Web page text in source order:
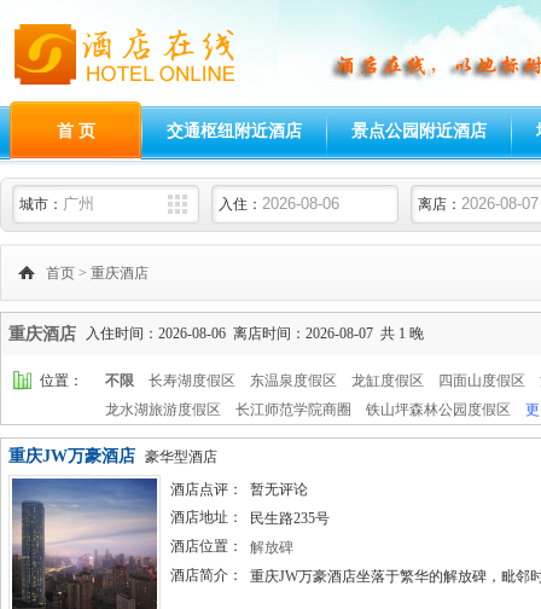
首 页 交通枢纽附近酒店 景点公园附近酒店
城市： 入住： 离店：
首页 > 重庆酒店
重庆酒店 入住时间：2026-08-06 离店时间：2026-08-07 共 1 晚
位置： 不限 长寿湖度假区 东温泉度假区 龙缸度假区 四面山度假区
龙水湖旅游度假区
长江师范学院商圈 铁山坪森林公园度假区
重庆JW万豪酒店 豪华型酒店
酒店点评：
暂无评论
酒店地址：
民生路235号
酒店位置：
解放碑
酒店简介：
重庆JW万豪酒店坐落于繁华的解放碑，毗邻